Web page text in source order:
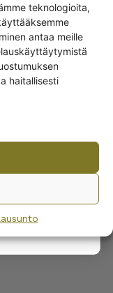
teknologioita,
antaa meille
haitallisesti
Pesukaluston
sinivihreä koriste
Sinikello
vesikannu